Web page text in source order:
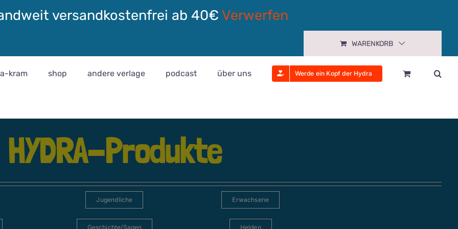
versandkostenfrei ab 40€ Verwerfen
WARENKORB
kram shop andere verlage podcast über uns Werde ein Kopf der Hydra
HYDRA-Produkte
Jugendliche Erwachsene
Geschichte/Sagen Helden